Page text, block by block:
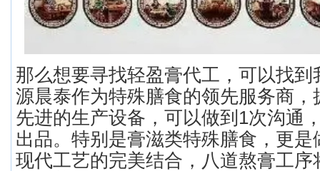
那么想要寻找轻盈膏代工，可以找
源晨泰作为特殊膳食的领先服务商，
先进的生产设备，可以做到1次沟通
出品。特别是膏滋类特殊膳食，更
现代工艺的完美结合，八道熬膏工序